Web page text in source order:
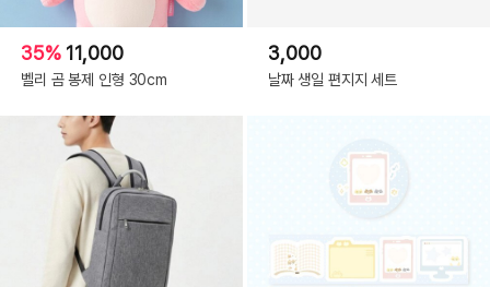
35% 11,000
벨리 곰 봉제 인형 30cm
3,000
날짜 생일 편지지 세트